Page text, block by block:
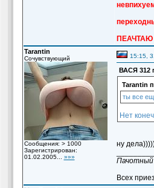
Tarantin
Сочувствующий
Сообщения: > 1000
Зарегистрирован:
01.02.2005... »»»
15:15,
ВАСЯ 312
Tarantin
ты все
Нет
ну
Пачотный
Всех